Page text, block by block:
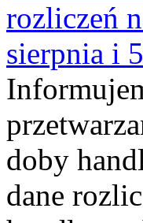
rozliczeń
sierpnia i
doby
dane